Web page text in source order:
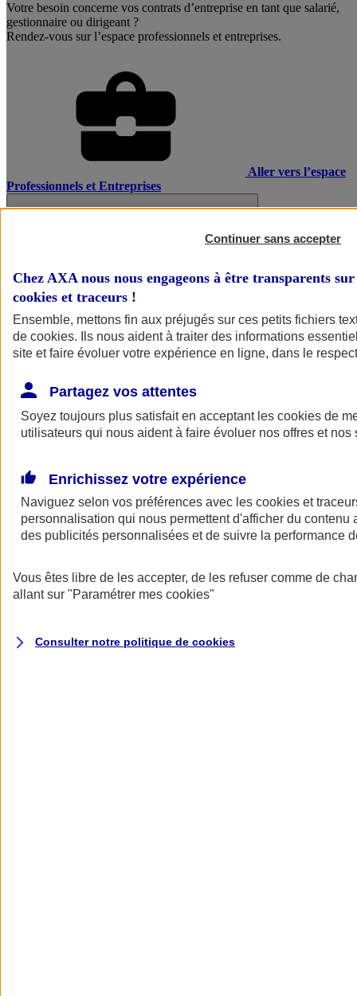
Votre besoin concerne vos contrats d’entreprise en tant que salarié,
gestionnaire ou dirigeant ?
Rendez-vous sur l’espace professionnels et entreprises.
Aller vers l’espace
Professionnels et Entreprises
AXA Assurance
Continuer sans accepter
Chez AXA nous nous engageons à être transparents
cookies et traceurs !
Ensemble, mettons fin aux préjugés sur ces petits fichiers
de cookies. Ils nous aident à traiter des informations
site et faire évoluer votre expérience en ligne, dans le
Partagez vos attentes
Soyez toujours plus satisfait en acceptant les cookies de
utilisateurs qui nous aident à faire évoluer nos offres et nos
Enrichissez votre expérience
Naviguez selon vos préférences avec les cookies et
personnalisation qui nous permettent d'afficher du contenu
des publicités personnalisées et de suivre la performance
Vous êtes libre de les accepter, de les refuser comme de
allant sur "Paramétrer mes cookies"
Consulter notre politique de cookies